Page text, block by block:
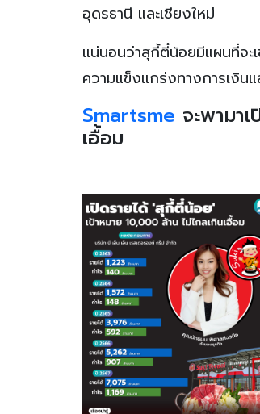
อุดรธานี และเชียงใหม่
แน่นอนว่าสุกี้ตี๋น้อยมีแผนที่จะ
ความแข็งแกร่งทางการเงิน
Smartsme จะพามา
เอื้อม